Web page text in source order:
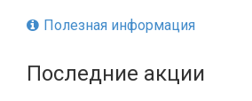
Полезная информация
Последние акции